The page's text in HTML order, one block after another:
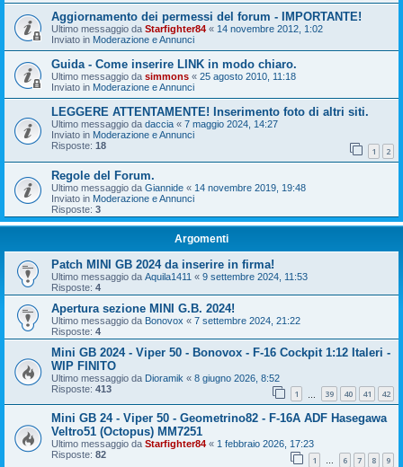
Aggiornamento dei permessi del forum - IMPORTANTE!
Ultimo messaggio da Starfighter84 « 14 novembre 2012, 1:02
Inviato in Moderazione e Annunci
Guida - Come inserire LINK in modo chiaro.
Ultimo messaggio da simmons « 25 agosto 2010, 11:18
Inviato in Moderazione e Annunci
LEGGERE ATTENTAMENTE! Inserimento foto di altri siti.
Ultimo messaggio da daccia « 7 maggio 2024, 14:27
Inviato in Moderazione e Annunci
Risposte: 18 1 2
Regole del Forum.
Ultimo messaggio da Giannide « 14 novembre 2019, 19:48
Inviato in Moderazione e Annunci
Risposte: 3
Argomenti
Patch MINI GB 2024 da inserire in firma!
Ultimo messaggio da Aquila1411 « 9 settembre 2024, 11:53
Risposte: 4
Apertura sezione MINI G.B. 2024!
Ultimo messaggio da Bonovox « 7 settembre 2024, 21:22
Risposte: 4
Mini GB 2024 - Viper 50 - Bonovox - F-16 Cockpit 1:12 Italeri -
WIP FINITO
Ultimo messaggio da Dioramik « 8 giugno 2026, 8:52
Risposte: 413 1 39 40 41 42
Mini GB 24 - Viper 50 - Geometrino82 - F-16A ADF Hasegawa
Veltro51 (Octopus) MM7251
Ultimo messaggio da Starfighter84 « 1 febbraio 2026, 17:23
Risposte: 82 1 … 6 7 8 9